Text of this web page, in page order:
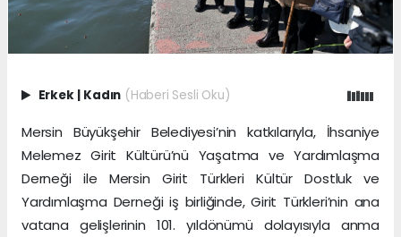
Erkek | Kadın (Haberi Sesli Oku)
Mersin Büyükşehir Belediyesi’nin katkılarıyla, İhsaniye
Melemez Girit Kültürü’nü Yaşatma ve Yardımlaşma
Derneği ile Mersin Girit Türkleri Kültür Dostluk ve
Yardımlaşma Derneği iş birliğinde, Girit Türkleri’nin ana
vatana gelişlerinin 101. yıldönümü dolayısıyla anma